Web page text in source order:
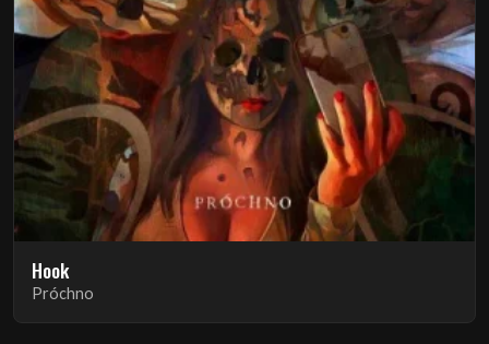
Hook
Próchno